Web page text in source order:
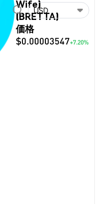
Wife)
(BRETTA)
価格
$0.00003547+7.20%
USD